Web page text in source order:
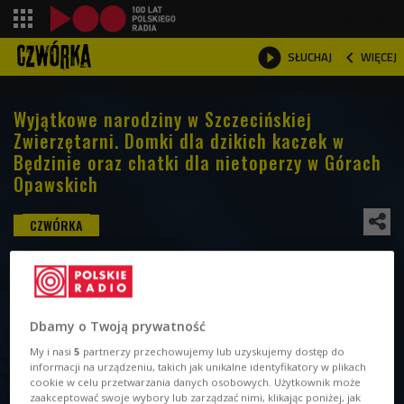
 SŁUCHAJ  WIĘCEJ

Wyjątkowe narodziny w Szczecińskiej
Zwierzętarni. Domki dla dzikich kaczek w
Będzinie oraz chatki dla nietoperzy w Górach
Opawskich
Dbamy o Twoją prywatność
My i nasi5 partnerzy przechowujemy lub uzyskujemy dostęp do
informacji na urządzeniu, takich jak unikalne identyfikatory w plikach
cookie w celu przetwarzania danych osobowych. Użytkownik może
zaakceptować swoje wybory lub zarządzać nimi, klikając poniżej, jak